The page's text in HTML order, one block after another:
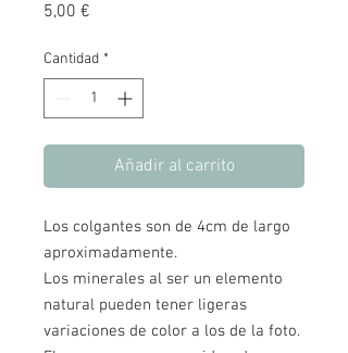
5,00 €
Cantidad *
Añadir al carrito
Los colgantes son de 4cm de largo
aproximadamente.
Los minerales al ser un elemento
natural pueden tener ligeras
variaciones de color a los de la foto.